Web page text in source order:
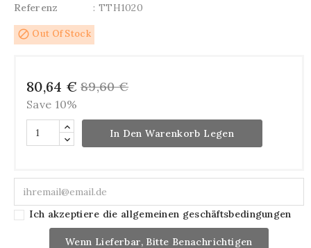
Referenz : TTH1020
block Out Of Stock
80,64 € 89,60 €
Save 10%
In Den Warenkorb Legen
Ich akzeptiere die allgemeinen geschäftsbedingungen
Wenn Lieferbar, Bitte Benachrichtigen